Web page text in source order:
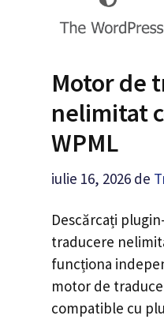
Motor de
nelimitat
WPML
iulie 16, 2026 de
Descărcați
traducere
funcționa
motor de
compatible cu